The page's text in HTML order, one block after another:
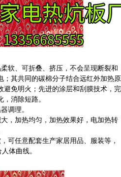
软、可折叠、挤压，不会呈现断裂和
其共同的碳棉分子结合远红外加热原
免明火；先进的涂层和刮膜技术，完
消除短路。
调理。
，加热均匀，加热效果好，电加热转
可任意配套生产家居用品、服装等，
体曲线。